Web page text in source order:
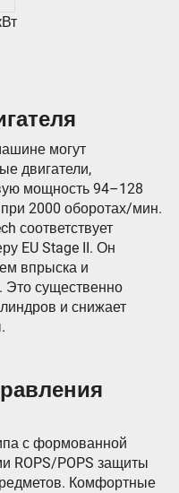
могут
двигатели,
мощность 94–128
при 2000 оборотах/мин.
соответствует
EU Stage II. Он
впрыска и
Это существенно
и снижает
с формованной
ROPS/POPS защиты
Комфортные